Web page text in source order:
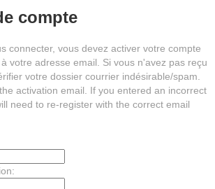
compte
connecter, vous devez activer votre compte
votre adresse email. Si vous n'avez pas reçu
votre dossier courrier indésirable/spam.
activation email. If you entered an incorrect
need to re-register with the correct email